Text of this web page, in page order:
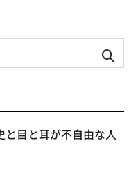
と目と耳が不自由な人